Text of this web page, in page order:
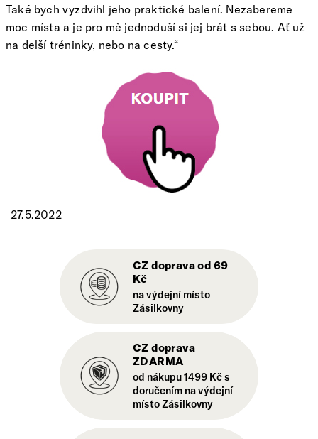
Také bych vyzdvihl jeho praktické balení. Nezabereme
moc místa a je pro mě jednoduší si jej brát s sebou. Ať už
na delší tréninky, nebo na cesty.“
27.5.2022
CZ doprava od 69
Kč
na výdejní místo
Zásilkovny
CZ doprava
ZDARMA
od nákupu 1499 Kč s
doručením na výdejní
místo Zásilkovny